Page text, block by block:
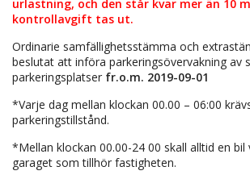
urlastning, och den står kvar mer än 10
kontrollavgift tas ut.
Ordinarie samfällighetsstämma och
beslutat att införa parkeringsövervakning av
parkeringsplatser fr.o.m. 2019-09-01
*Varje dag mellan klockan 00.00 – 06:00
parkeringstillstånd.
*Mellan klockan 00.00-24 00 skall alltid en bil
garaget som tillhör fastigheten.